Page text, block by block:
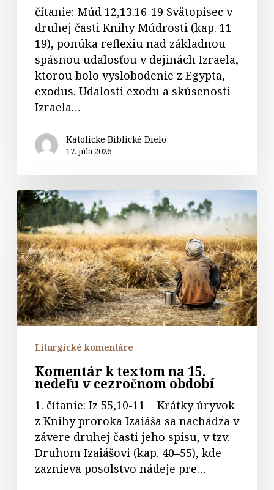
čítanie: Múd 12,13.16-19 Svätopisec v
druhej časti Knihy Múdrosti (kap. 11–
19), ponúka reflexiu nad základnou
spásnou udalosťou v dejinách Izraela,
ktorou bolo vyslobodenie z Egypta,
exodus. Udalosti exodu a skúsenosti
Izraela…
Katolícke Biblické Dielo
17. júla 2026
Komentár
k
textom
na
15.
nedeľu
v
cezročnom
období
Liturgické komentáre
Komentár k textom na 15.
nedeľu v cezročnom období
1. čítanie: Iz 55,10-11 Krátky úryvok
z Knihy proroka Izaiáša sa nachádza v
závere druhej časti jeho spisu, v tzv.
Druhom Izaiášovi (kap. 40–55), kde
zaznieva posolstvo nádeje pre…